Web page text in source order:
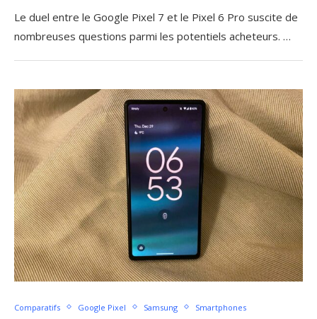
Le duel entre le Google Pixel 7 et le Pixel 6 Pro suscite de
nombreuses questions parmi les potentiels acheteurs. …
Comparatifs Google Pixel Samsung Smartphones